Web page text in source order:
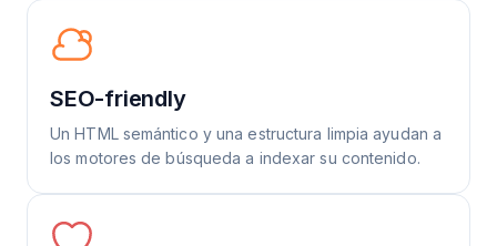
SEO-friendly
Un HTML semántico y una estructura limpia ayudan a
los motores de búsqueda a indexar su contenido.